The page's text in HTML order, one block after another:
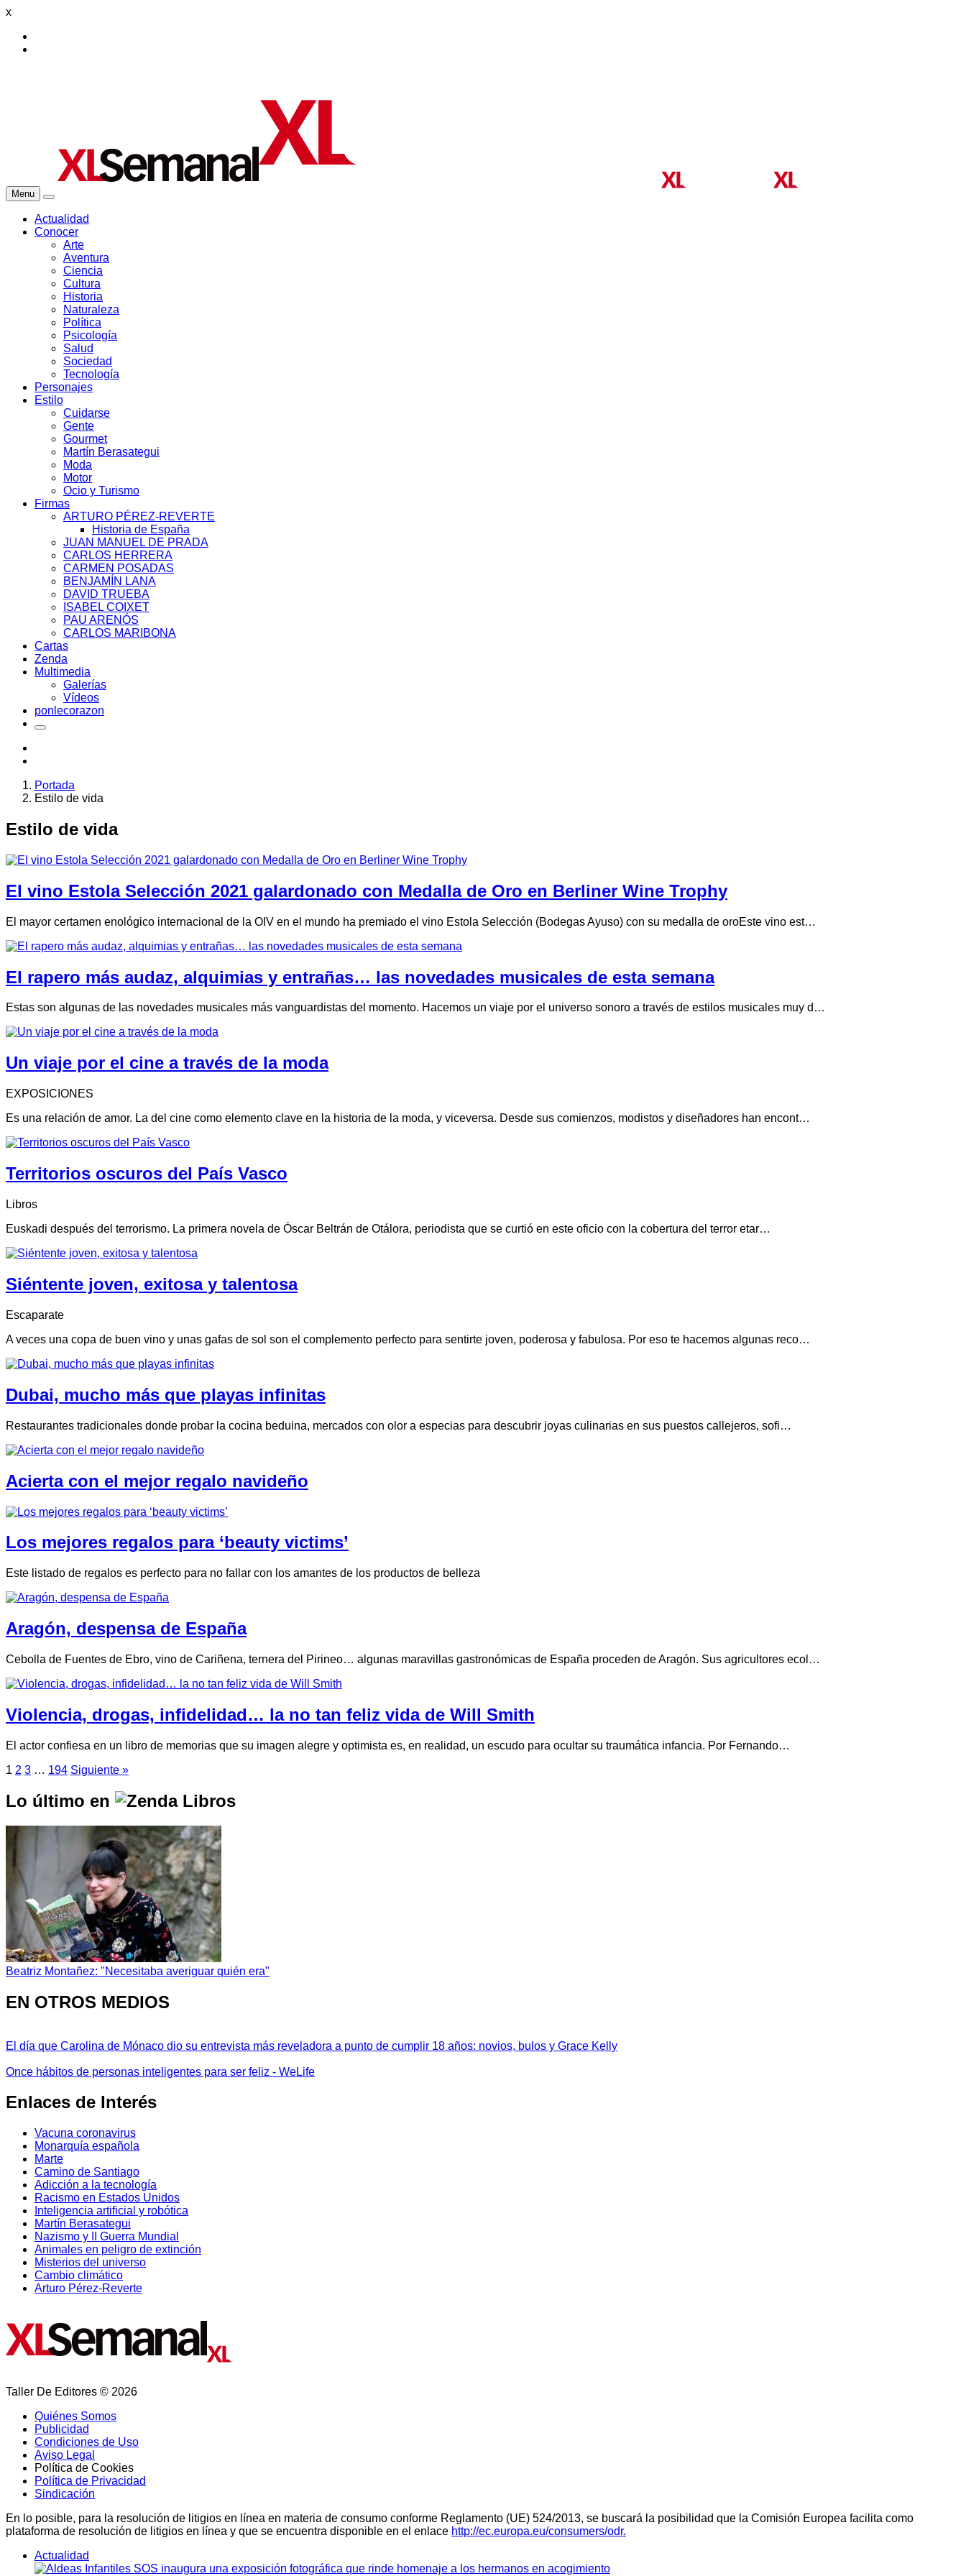
x
Menu
Actualidad
Conocer
Arte
Aventura
Ciencia
Cultura
Historia
Naturaleza
Política
Psicología
Salud
Sociedad
Tecnología
Personajes
Estilo
Cuidarse
Gente
Gourmet
Martín Berasategui
Moda
Motor
Ocio y Turismo
Firmas
ARTURO PÉREZ-REVERTE
Historia de España
JUAN MANUEL DE PRADA
CARLOS HERRERA
CARMEN POSADAS
BENJAMÍN LANA
DAVID TRUEBA
ISABEL COIXET
PAU ARENÓS
CARLOS MARIBONA
Cartas
Zenda
Multimedia
Galerías
Vídeos
ponlecorazon
Portada
Estilo de vida
Estilo de vida
El vino Estola Selección 2021 galardonado con Medalla de Oro en Berliner Wine Trophy
El mayor certamen enológico internacional de la OIV en el mundo ha premiado el vino Estola Selección (Bodegas Ayuso) con su medalla de oroEste vino est…
El rapero más audaz, alquimias y entrañas… las novedades musicales de esta semana
Estas son algunas de las novedades musicales más vanguardistas del momento. Hacemos un viaje por el universo sonoro a través de estilos musicales muy d…
Un viaje por el cine a través de la moda
EXPOSICIONES
Es una relación de amor. La del cine como elemento clave en la historia de la moda, y viceversa. Desde sus comienzos, modistos y diseñadores han encont…
Territorios oscuros del País Vasco
Libros
Euskadi después del terrorismo. La primera novela de Óscar Beltrán de Otálora, periodista que se curtió en este oficio con la cobertura del terror etar…
Siéntente joven, exitosa y talentosa
Escaparate
A veces una copa de buen vino y unas gafas de sol son el complemento perfecto para sentirte joven, poderosa y fabulosa. Por eso te hacemos algunas reco…
Dubai, mucho más que playas infinitas
Restaurantes tradicionales donde probar la cocina beduina, mercados con olor a especias para descubrir joyas culinarias en sus puestos callejeros, sofi…
Acierta con el mejor regalo navideño
Los mejores regalos para ‘beauty victims’
Este listado de regalos es perfecto para no fallar con los amantes de los productos de belleza
Aragón, despensa de España
Cebolla de Fuentes de Ebro, vino de Cariñena, ternera del Pirineo… algunas maravillas gastronómicas de España proceden de Aragón. Sus agricultores ecol…
Violencia, drogas, infidelidad… la no tan feliz vida de Will Smith
El actor confiesa en un libro de memorias que su imagen alegre y optimista es, en realidad, un escudo para ocultar su traumática infancia. Por Fernando…
1 2 3 … 194 Siguiente »
Lo último en
Beatriz Montañez: "Necesitaba averiguar quién era"
EN OTROS MEDIOS
El día que Carolina de Mónaco dio su entrevista más reveladora a punto de cumplir 18 años: novios, bulos y Grace Kelly
Once hábitos de personas inteligentes para ser feliz - WeLife
Enlaces de Interés
Vacuna coronavirus
Monarquía española
Marte
Camino de Santiago
Adicción a la tecnología
Racismo en Estados Unidos
Inteligencia artificial y robótica
Martín Berasategui
Nazismo y II Guerra Mundial
Animales en peligro de extinción
Misterios del universo
Cambio climático
Arturo Pérez-Reverte
Taller De Editores © 2026
Quiénes Somos
Publicidad
Condiciones de Uso
Aviso Legal
Política de Cookies
Política de Privacidad
Sindicación
En lo posible, para la resolución de litigios en línea en materia de consumo conforme Reglamento (UE) 524/2013, se buscará la posibilidad que la Comisión Europea facilita como
plataforma de resolución de litigios en línea y que se encuentra disponible en el enlace http://ec.europa.eu/consumers/odr.
Actualidad